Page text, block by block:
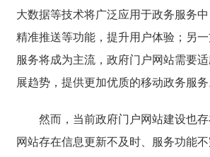
大数据等技术将广泛应用于政务服务中
精准推送等功能，提升用户体验；另
服务将成为主流，政府门户网站需要
展趋势，提供更加优质的移动政务服务
然而，当前政府门户网站建设也
网站存在信息更新不及时、服务功能